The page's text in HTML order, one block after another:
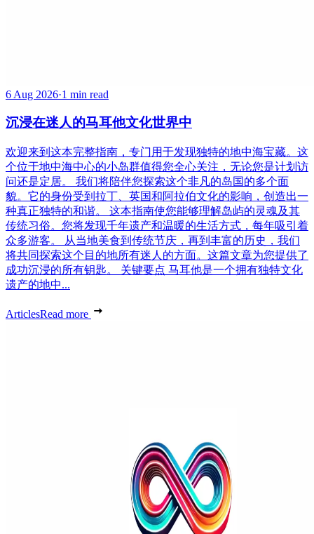
6 Aug 2026·1 min read
沉浸在迷人的马耳他文化世界中
欢迎来到这本完整指南，专门用于发现独特的地中海宝藏。这
个位于地中海中心的小岛群值得您全心关注，无论您是计划访
问还是定居。 我们将陪伴您探索这个非凡的岛国的多个面
貌。它的身份受到拉丁、英国和阿拉伯文化的影响，创造出一
种真正独特的和谐。 这本指南使您能够理解岛屿的灵魂及其
传统习俗。您将发现千年遗产和温暖的生活方式，每年吸引着
众多游客。 从当地美食到传统节庆，再到丰富的历史，我们
将共同探索这个目的地所有迷人的方面。这篇文章为您提供了
成功沉浸的所有钥匙。 关键要点 马耳他是一个拥有独特文化
遗产的地中...
ArticlesRead more